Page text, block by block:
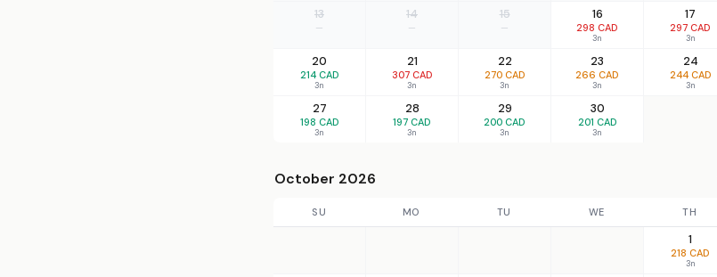
13
—
14
—
15
—
16
298 CAD
3n
17
297 CAD
3n
20
214 CAD
3n
21
307 CAD
3n
22
270 CAD
3n
23
266 CAD
3n
24
244 CAD
3n
27
198 CAD
3n
28
197 CAD
3n
29
200 CAD
3n
30
201 CAD
3n
October 2026
SU MO TU WE TH
1
218 CAD
3n